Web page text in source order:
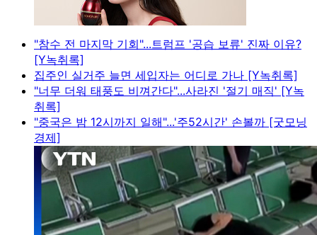
"참수 전 마지막 기회"...트럼프 '공습 보류' 진짜 이유?
[Y녹취록]
집주인 실거주 늘면 세입자는 어디로 가나 [Y녹취록]
"너무 더워 태풍도 비껴간다"...사라진 '절기 매직' [Y녹
취록]
"중국은 밤 12시까지 일해"...'주52시간' 손볼까 [굿모닝
경제]